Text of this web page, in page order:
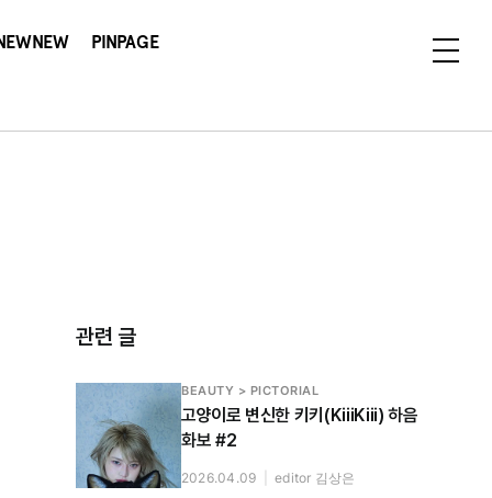
PINPAGE
관련 글
BEAUTY > PICTORIAL
고양이로 변신한 키키(KiiiKiii) 하음
화보 #2
2026.04.09 editor 김상은